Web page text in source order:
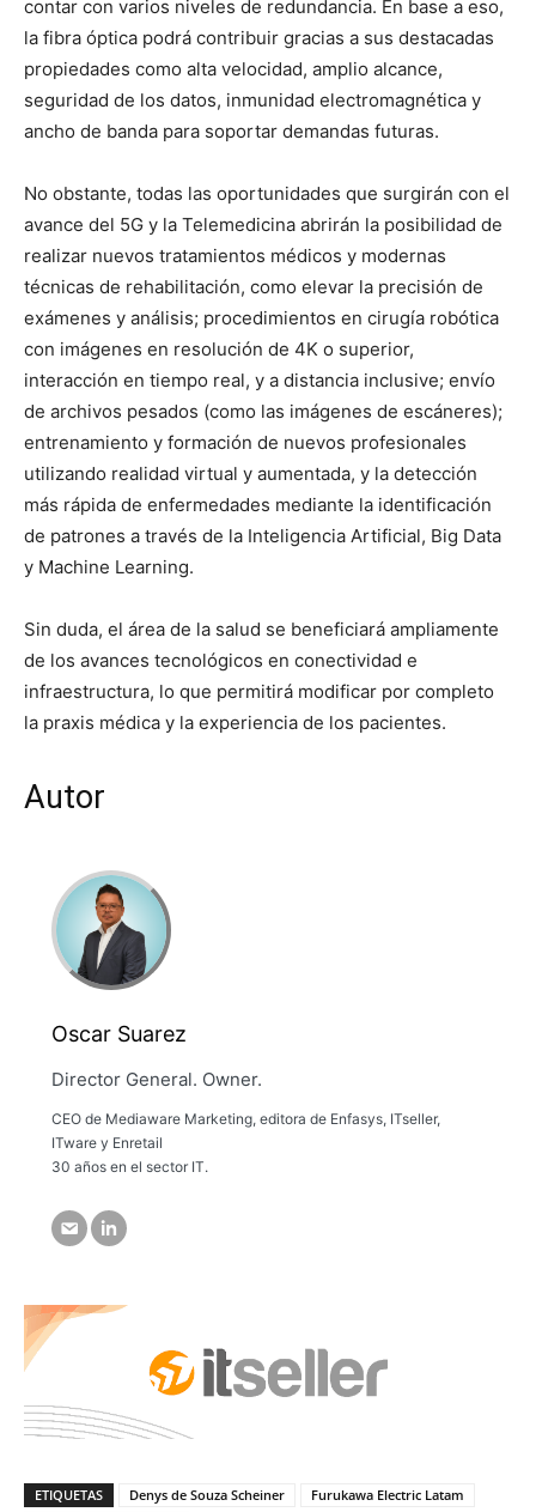
contar con varios niveles de redundancia. En base a eso,
la fibra óptica podrá contribuir gracias a sus destacadas
propiedades como alta velocidad, amplio alcance,
seguridad de los datos, inmunidad electromagnética y
ancho de banda para soportar demandas futuras.
No obstante, todas las oportunidades que surgirán con el
avance del 5G y la Telemedicina abrirán la posibilidad de
realizar nuevos tratamientos médicos y modernas
técnicas de rehabilitación, como elevar la precisión de
exámenes y análisis; procedimientos en cirugía robótica
con imágenes en resolución de 4K o superior,
interacción en tiempo real, y a distancia inclusive; envío
de archivos pesados (como las imágenes de escáneres);
entrenamiento y formación de nuevos profesionales
utilizando realidad virtual y aumentada, y la detección
más rápida de enfermedades mediante la identificación
de patrones a través de la Inteligencia Artificial, Big Data
y Machine Learning.
Sin duda, el área de la salud se beneficiará ampliamente
de los avances tecnológicos en conectividad e
infraestructura, lo que permitirá modificar por completo
la praxis médica y la experiencia de los pacientes.
Autor
Oscar Suarez
Director General. Owner.
CEO de Mediaware Marketing, editora de Enfasys, ITseller,
ITware y Enretail
30 años en el sector IT.
ETIQUETAS Denys de Souza Scheiner
Furukawa Electric Latam